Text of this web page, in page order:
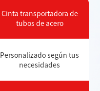
Cinta transportadora de
tubos de acero
Personalizado según tus
necesidades